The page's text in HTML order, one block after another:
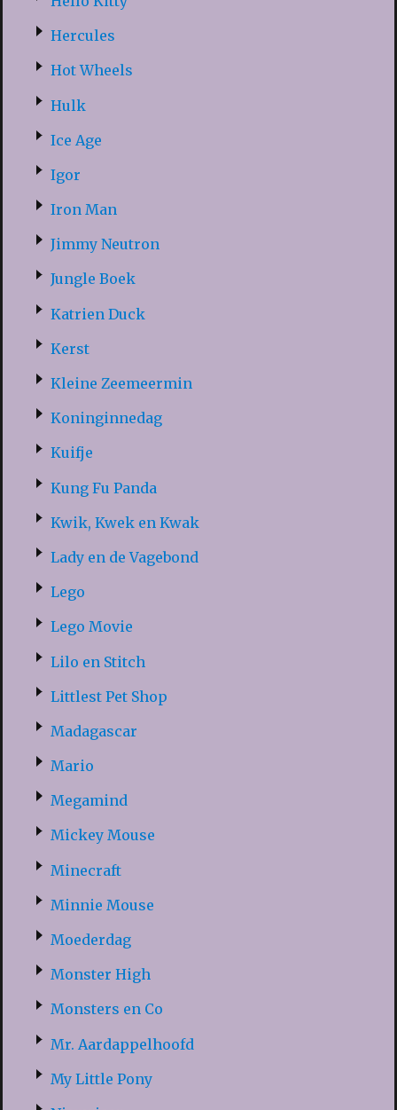
Hercules
Hot Wheels
Hulk
Ice Age
Igor
Iron Man
Jimmy Neutron
Jungle Boek
Katrien Duck
Kerst
Kleine Zeemeermin
Koninginnedag
Kuifje
Kung Fu Panda
Kwik, Kwek en Kwak
Lady en de Vagebond
Lego
Lego Movie
Lilo en Stitch
Littlest Pet Shop
Madagascar
Mario
Megamind
Mickey Mouse
Minecraft
Minnie Mouse
Moederdag
Monster High
Monsters en Co
Mr. Aardappelhoofd
My Little Pony